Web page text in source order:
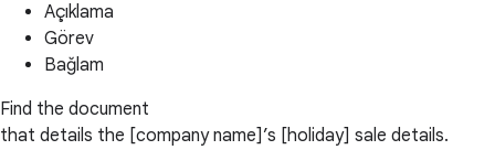
Açıklama
Görev
Bağlam
Find the document
that details the [company name]’s [holiday] sale details.